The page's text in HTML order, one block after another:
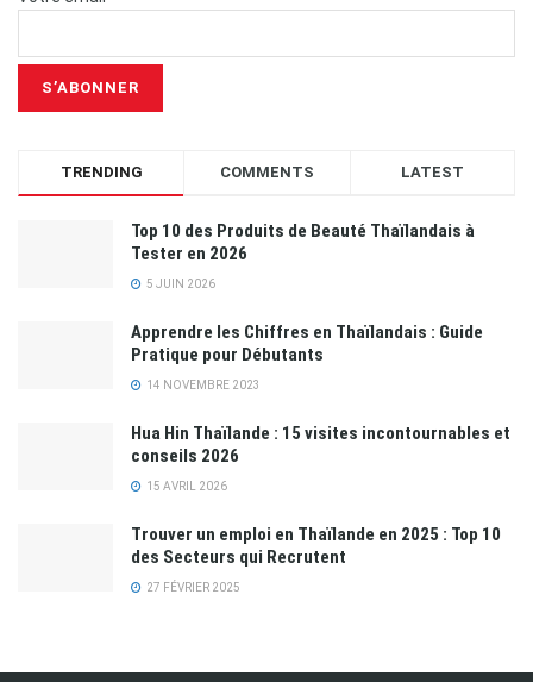
TRENDING COMMENTS LATEST
Top 10 des Produits de Beauté Thaïlandais à
Tester en 2026
5 JUIN 2026
Apprendre les Chiffres en Thaïlandais : Guide
Pratique pour Débutants
14 NOVEMBRE 2023
Hua Hin Thaïlande : 15 visites incontournables et
conseils 2026
15 AVRIL 2026
Trouver un emploi en Thaïlande en 2025 : Top 10
des Secteurs qui Recrutent
27 FÉVRIER 2025